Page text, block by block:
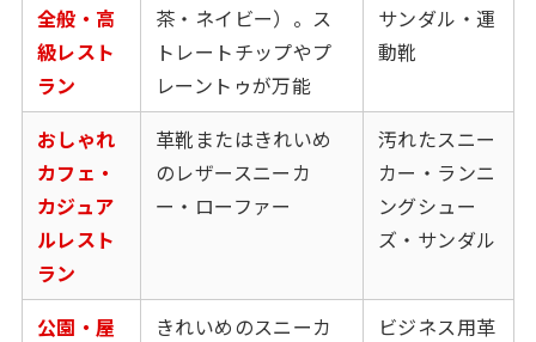
全般・高
級レスト
ラン
茶・ネイビー）。ス
トレートチップやプ
レーントゥが万能
サンダル・運
動靴
おしゃれ
カフェ・
カジュア
ルレスト
ラン
革靴またはきれいめ
のレザースニーカ
ー・ローファー
汚れたスニー
カー・ランニ
ングシュー
ズ・サンダル
公園・屋
きれいめのスニーカ
ビジネス用革